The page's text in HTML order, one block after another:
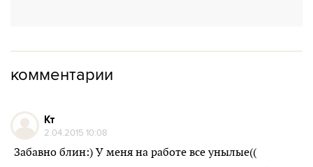
комментарии
Кт
2.04.2015 10:08
Забавно блин:) У меня на работе все унылые((